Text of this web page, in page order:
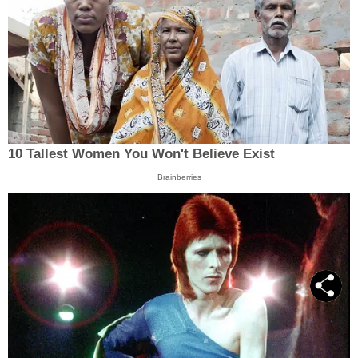
10 Tallest Women You Won't Believe Exist
Brainberries